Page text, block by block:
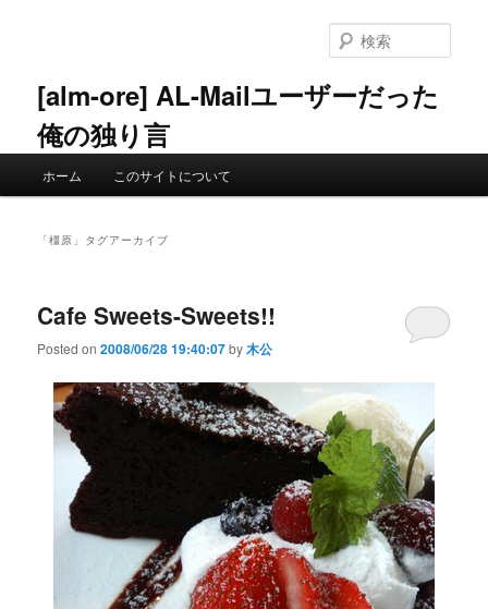
ン
へ
ツ
移
[alm-ore] AL-Mailユーザーだった
俺の独り言
索
ホーム このサイトについて
「橿原 」タグアーカイブ
Cafe Sweets-Sweets!!
Posted on2008/06/28 19:40:07by木公